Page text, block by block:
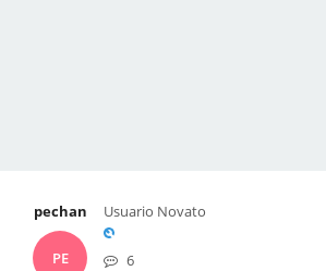
pechan
PE
Usuario Novato
6